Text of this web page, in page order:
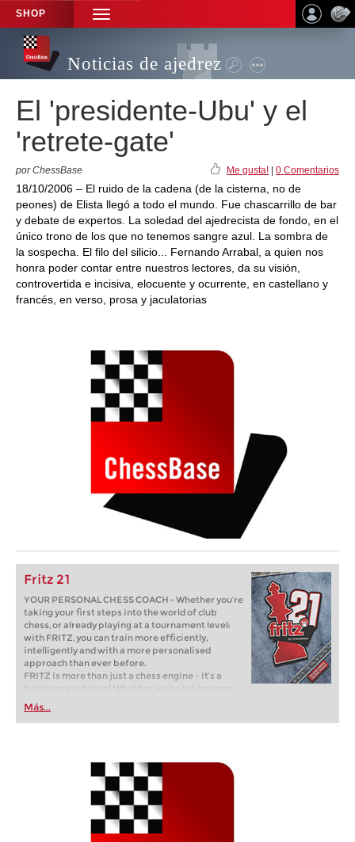
SHOP
TOGGLE
NAVIGATION
Noticias de ajedrez
El 'presidente-Ubu' y el
'retrete-gate'
por ChessBase Me gusta! 0 Comentarios
18/10/2006 – El ruido de la cadena (de la cisterna, no de
peones) de Elista llegó a todo el mundo. Fue chascarrillo de bar
y debate de expertos. La soledad del ajedrecista de fondo, en el
único trono de los que no tenemos sangre azul. La sombra de
la sospecha. El filo del silicio... Fernando Arrabal, a quien nos
honra poder contar entre nuestros lectores, da su visión,
controvertida e incisiva, elocuente y ocurrente, en castellano y
francés, en verso, prosa y jaculatorias
Fritz 21
YOUR PERSONAL CHESS COACH - Whether you’re
taking your first steps into the world of club
chess, or already playing at a tournament level:
with FRITZ, you can train more efficiently,
intelligently and with a more personalised
approach than ever before.
FRITZ is more than just a chess engine – it’s a
training revolution! Whether you’re taking your
first steps into the world of club chess, or already
playing at a tournament level: with FRITZ, you can
train more efficiently, intelligently and with a
Más...